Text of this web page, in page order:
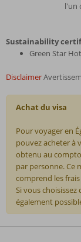
l'un
Sustainability
Green Star
Disclaimer
Achat du visa
Pour voyager en
pouvez acheter à
obtenu au
par personne. Ce
comprend les
Si vous
également